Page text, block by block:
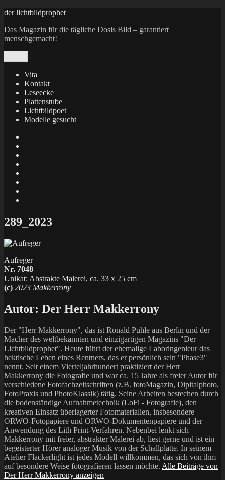
Zum
springen
der lichtbildprophet
Das Magazin für die tägliche Dosis Bild – garantiert
menschgemacht!
Vita
Kontakt
Leseecke
Plattenstube
Lichtbildpoet
Modelle gesucht
X
289_2023
Aufreger
Nr. 7048
Unikat: Abstrakte Malerei, ca. 33 x 25 cm
(c) 2023 Makkerrony
Autor: Der Herr Makkerrony
Der "Herr Makkerrony", das ist Ronald Puhle aus Berlin und der
Macher des weltbekannten und einzigartigen Magazins "Der
Lichtbildprophet". Heute führt der ehemalige Laboringenieur das
hektische Leben eines Rentners, das er persönlich sein "Phase3"
nennt. Seit einem Vierteljahrhundert praktiziert der Herr
Makkerrony die Fotografie und war ca. 15 Jahre als freier Autor für
verschiedene Fotofachzeitschriften (z.B. fotoMagazin, Dipitalphoto,
FotoPraxis und PhotoKlassik) tätig. Seine Arbeiten bestechen durch
die bodenständige Aufnahmetechnik (LoFi - Fotografie), den
kreativen Einsatz überlagerter Fotomaterialien, insbesondere
ORWO-Fotopapiere und ORWO-Dokumentenpapiere und der
Anwendung des Lith Print-Verfahren. Nebenbei lenkt sich
Makkerrony mit freier, abstrakter Malerei ab, liest gerne und ist ein
begeisterter Hörer analoger Musik von der Schallplatte. In seinem
Atelier Flackerlight ist jedes Modell willkommen, das sich von ihm
auf besondere Weise fotografieren lassen möchte. Alle Beiträge von
Der Herr Makkerrony anzeigen